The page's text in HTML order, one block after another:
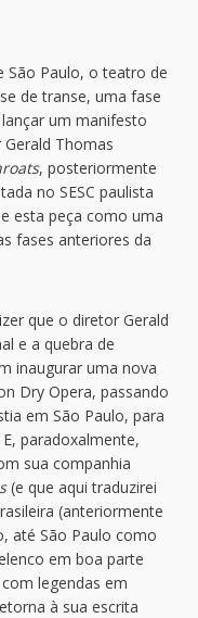
São Paulo, o teatro de
de transe, uma fase
um manifesto
Thomas
, posteriormente
no SESC paulista
esta peça como uma
fases anteriores da
que o diretor Gerald
e a quebra de
inaugurar uma nova
Dry Opera, passando
em São Paulo, para
paradoxalmente,
sua companhia
(e que aqui traduzirei
(anteriormente
até São Paulo como
em boa parte
legendas em
à sua escrita